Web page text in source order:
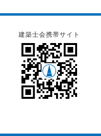
建築士会携帯サイト